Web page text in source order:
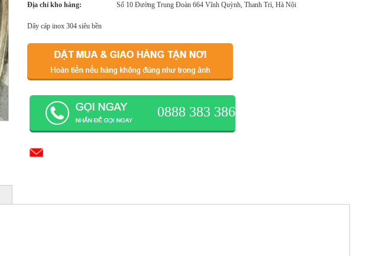
Địa chỉ kho hàng: Số 10 Đường Trung Đoàn 664 Vĩnh Quỳnh, Thanh Trì, Hà Nội
Dây cáp inox 304 siêu bền
0888 383 386